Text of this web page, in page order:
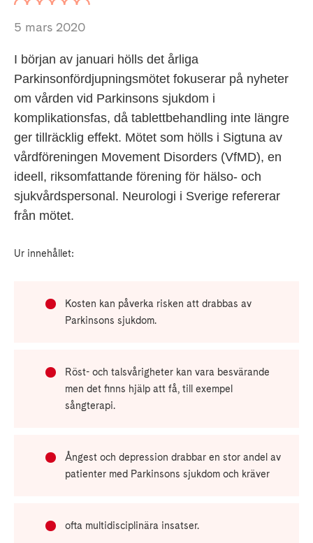
5 mars 2020
I början av januari hölls det årliga
Parkinsonfördjupningsmötet fokuserar på nyheter
om vården vid Parkinsons sjukdom i
komplikationsfas, då tablettbehandling inte längre
ger tillräcklig effekt. Mötet som hölls i Sigtuna av
vårdföreningen Movement Disorders (VfMD), en
ideell, riksomfattande förening för hälso- och
sjukvårdspersonal. Neurologi i Sverige refererar
från mötet.
Ur innehållet:
Kosten kan påverka risken att drabbas av
Parkinsons sjukdom.
Röst- och talsvårigheter kan vara besvärande
men det finns hjälp att få, till exempel
sångterapi.
Ångest och depression drabbar en stor andel av
patienter med Parkinsons sjukdom och kräver
ofta multidisciplinära insatser.